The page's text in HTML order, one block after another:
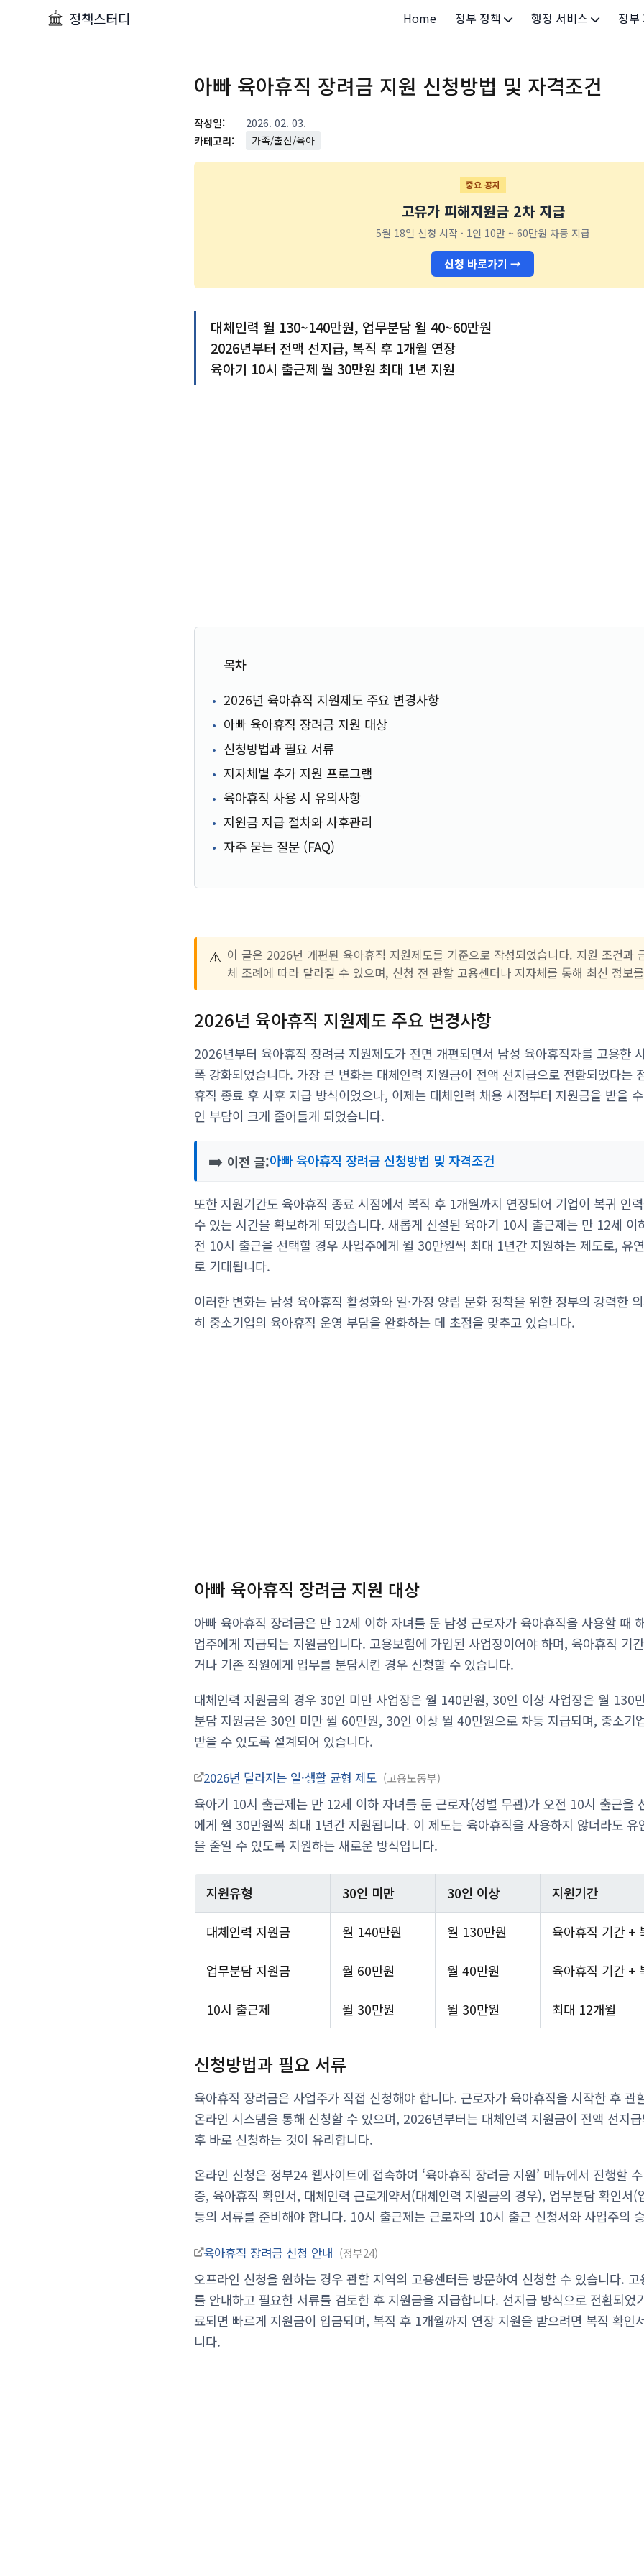
정책스터디 Home 정부 정책
정부 정책
행정 서비스
보조금24
세무/납부
기타 서비스
정부
아빠 육아휴직 장려금 지원 신청방법 및 자격조건
작성일:
2026. 02. 03.
카테고리:
가족/출산/육아
중요 공지
고유가 피해지원금 2차 지급
5월 18일 신청 시작 · 1인 10만 ~ 60만원 차등 지급
신청 바로가기 →
대체인력 월 130~140만원, 업무분담 월 40~60만원
2026년부터 전액 선지급, 복직 후 1개월 연장
육아기 10시 출근제 월 30만원 최대 1년 지원
목차
2026년 육아휴직 지원제도 주요 변경사항
아빠 육아휴직 장려금 지원 대상
신청방법과 필요 서류
지자체별 추가 지원 프로그램
육아휴직 사용 시 유의사항
지원금 지급 절차와 사후관리
자주 묻는 질문 (FAQ)
⚠️ 이 글은 2026년 개편된 육아휴직 지원제도를 기준으로 작성되었습니다. 지원 조건과
체 조례에 따라 달라질 수 있으며, 신청 전 관할 고용센터나 지자체를 통해 최신 정보
2026년 육아휴직 지원제도 주요 변경사항
2026년부터 육아휴직 장려금 지원제도가 전면 개편되면서 남성 육아휴직자를 고용한
폭 강화되었습니다. 가장 큰 변화는 대체인력 지원금이 전액 선지급으로 전환되었다는
휴직 종료 후 사후 지급 방식이었으나, 이제는 대체인력 채용 시점부터 지원금을 받을
인 부담이 크게 줄어들게 되었습니다.
➡️ 이전 글:아빠 육아휴직 장려금 신청방법 및 자격조건
또한 지원기간도 육아휴직 종료 시점에서 복직 후 1개월까지 연장되어 기업이 복귀 인
수 있는 시간을 확보하게 되었습니다. 새롭게 신설된 육아기 10시 출근제는 만 12세 이
전 10시 출근을 선택할 경우 사업주에게 월 30만원씩 최대 1년간 지원하는 제도로, 유
로 기대됩니다.
이러한 변화는 남성 육아휴직 활성화와 일·가정 양립 문화 정착을 위한 정부의 강력한
히 중소기업의 육아휴직 운영 부담을 완화하는 데 초점을 맞추고 있습니다.
아빠 육아휴직 장려금 지원 대상
아빠 육아휴직 장려금은 만 12세 이하 자녀를 둔 남성 근로자가 육아휴직을 사용할 때
업주에게 지급되는 지원금입니다. 고용보험에 가입된 사업장이어야 하며, 육아휴직 기
거나 기존 직원에게 업무를 분담시킨 경우 신청할 수 있습니다.
대체인력 지원금의 경우 30인 미만 사업장은 월 140만원, 30인 이상 사업장은 월 130
분담 지원금은 30인 미만 월 60만원, 30인 이상 월 40만원으로 차등 지급되며, 중소기
받을 수 있도록 설계되어 있습니다.
2026년 달라지는 일·생활 균형 제도 고용노동부
육아기 10시 출근제는 만 12세 이하 자녀를 둔 근로자(성별 무관)가 오전 10시 출근을
에게 월 30만원씩 최대 1년간 지원됩니다. 이 제도는 육아휴직을 사용하지 않더라도 유
을 줄일 수 있도록 지원하는 새로운 방식입니다.
지원유형 30인 미만 30인 이상 지원기간
대체인력 지원금 월 140만원 월 130만원 육아휴직 기간 +
업무분담 지원금 월 60만원 월 40만원 육아휴직 기간 +
10시 출근제 월 30만원 월 30만원 최대 12개월
신청방법과 필요 서류
육아휴직 장려금은 사업주가 직접 신청해야 합니다. 근로자가 육아휴직을 시작한 후 관
온라인 시스템을 통해 신청할 수 있으며, 2026년부터는 대체인력 지원금이 전액 선지
후 바로 신청하는 것이 유리합니다.
온라인 신청은 정부24 웹사이트에 접속하여 ‘육아휴직 장려금 지원’ 메뉴에서 진행할
증, 육아휴직 확인서, 대체인력 근로계약서(대체인력 지원금의 경우), 업무분담 확인서(
등의 서류를 준비해야 합니다. 10시 출근제는 근로자의 10시 출근 신청서와 사업주의
육아휴직 장려금 신청 안내 정부24
오프라인 신청을 원하는 경우 관할 지역의 고용센터를 방문하여 신청할 수 있습니다.
를 안내하고 필요한 서류를 검토한 후 지원금을 지급합니다. 선지급 방식으로 전환되었
료되면 빠르게 지원금이 입금되며, 복직 후 1개월까지 연장 지원을 받으려면 복직 확인
니다.